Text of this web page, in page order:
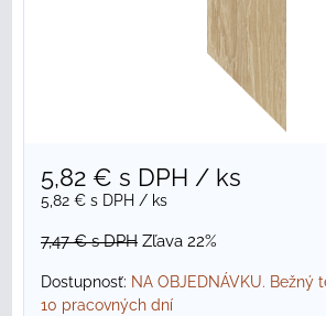
5,82 € s DPH / ks
5,82 € s DPH / ks
7,47 €s DPH Zľava 22%
Dostupnosť: NA OBJEDNÁVKU. Bežný
10 pracovných dní